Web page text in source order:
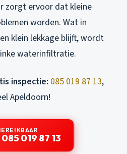
zorgt ervoor dat kleine
worden. Wat in
klein lekkage blijft, wordt
waterinfiltratie.
inspectie: 085 019 87 13,
Apeldoorn!
085 019 87 13